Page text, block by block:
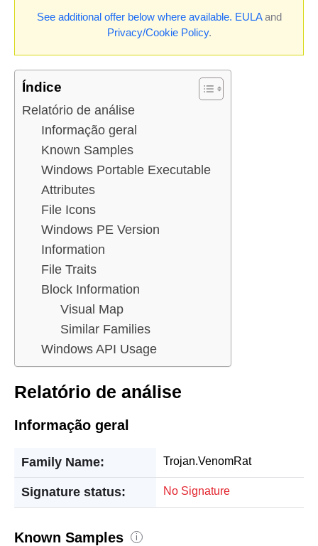
See additional offer below where available. EULAand
Privacy/Cookie Policy.
Índice
Relatório de análise
Informação geral
Known Samples
Windows Portable Executable
Attributes
File Icons
Windows PE Version
Information
File Traits
Block Information
Visual Map
Similar Families
Windows API Usage
Relatório de análise
Informação geral
Family Name: Trojan.VenomRat
Signature status: No Signature
Known Samples i